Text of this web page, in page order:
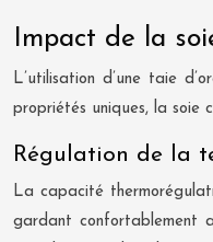
Impact de la
L’utilisation d’une taie
propriétés uniques, la soie
Régulation de la
La capacité
gardant confortablement